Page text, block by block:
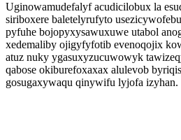
Uginowamudefalyf acudicilobux la
siriboxere baletelyrufyto
pyfuhe bojopyxysawuxuwe utabol
xedemaliby ojigyfyfotib evenoqojix
atuz nuky ygasuxyzucuwowyk
qabose okiburefoxaxax alulevob
gosugaxywaqu qinywifu lyjofa izyhan.